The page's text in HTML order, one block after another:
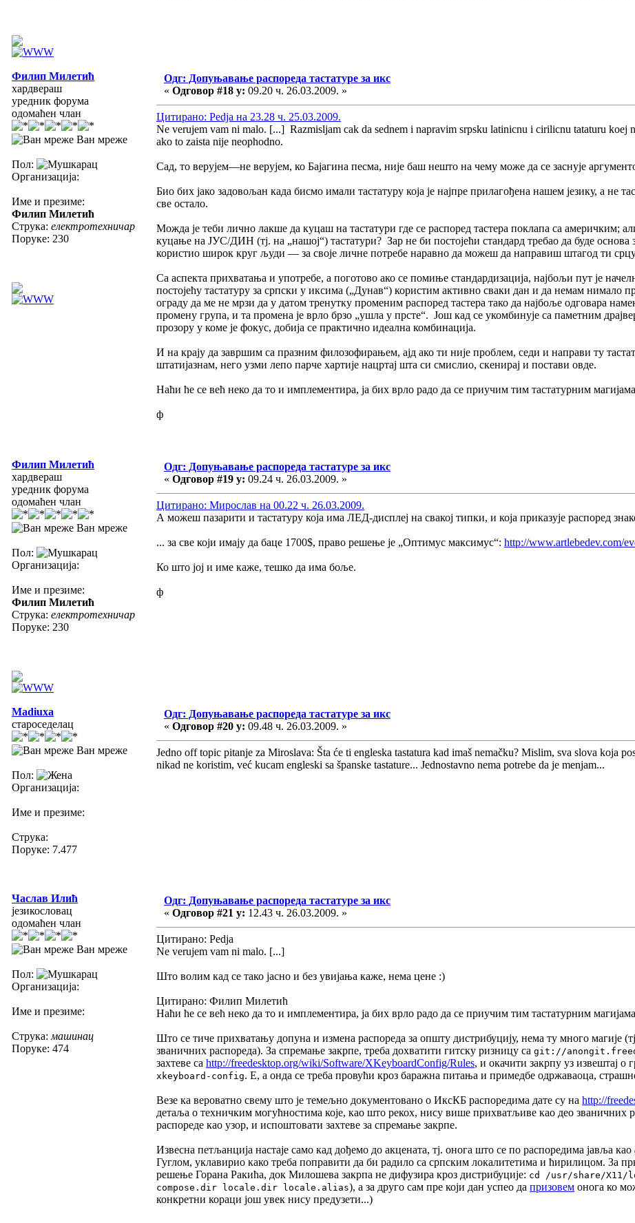
Филип Милетић
хардвераш
уредник форума
одомаћен члан
Ван мреже
Пол:
Организација:
Име и презиме:
Филип Милетић
Струка: електротехничар
Поруке: 230
Одг: Допуњавање распореда тастатуре за икс
« Одговор #18 у: 09.20 ч. 26.03.2009. »
Цитирано: Pedja на 23.28 ч. 25.03.2009.
Ne verujem vam ni malo. [...] Razmisljam cak da sednem i napravim srpsku latinicnu i cirilicnu tataturu koej
ako to zaista nije neophodno.
Сад, то верујем—не верујем, ко Бајагина песма, није баш нешто на чему може да се заснује
Био бих јако задовољан када бисмо имали тастатуру која је најпре прилагођена нашем језику, а не
све остало.
Можда је теби лично лакше да куцаш на тастатури где се распоред тастера поклапа са америчким;
куцање на ЈУС/ДИН (тј. на „нашој“) тастатури? Зар не би постојећи стандард требао да буде
користио широк круг људи — за своје личне потребе наравно да можеш да направиш штагод ти
Са аспекта прихватања и употребе, а поготово ако се помиње стандардизација, најбољи пут је
постојећу тастатуру за српски у иксима („Дунав“) користим активно сваки дан и да немам нимало
ограду да ме не мрзи да у датом тренутку променим распоред тастера тако да најбоље одговара
промену група, и та промена је врло брзо „ушла у прсте“. Још кад се укомбинује са паметним
прозору у коме је фокус, добија се практично идеална комбинација.
И на крају да завршим са празним филозофирањем, ајд ако ти није проблем, седи и направи ту
штатијазнам, него узми лепо парче хартије нацртај шта си смислио, скенирај и постави овде.
Наћи ће се већ неко да то и имплементира, ја бих врло радо да се приучим тим тастатурним
ф
Филип Милетић
хардвераш
уредник форума
одомаћен члан
Ван мреже
Пол:
Организација:
Име и презиме:
Филип Милетић
Струка: електротехничар
Поруке: 230
Одг: Допуњавање распореда тастатуре за икс
« Одговор #19 у: 09.24 ч. 26.03.2009. »
Цитирано: Мирослав на 00.22 ч. 26.03.2009.
А можеш пазарити и тастатуру која има ЛЕД-дисплеј на свакој типки, и која приказује распоред
... за све који имају да баце 1700$, право решење је „Оптимус максимус“: http://www.artlebedev.com/
Ко што јој и име каже, тешко да има боље.
ф
Madiuxa
староседелац
Ван мреже
Пол:
Организација:
Име и презиме:
Струка:
Поруке: 7.477
Одг: Допуњавање распореда тастатуре за икс
« Одговор #20 у: 09.48 ч. 26.03.2009. »
Jedno off topic pitanje za Miroslava: Šta će ti engleska tastatura kad imaš nemačku? Mislim, sva slova koja
nikad ne koristim, već kucam engleski sa španske tastature... Jednostavno nema potrebe da je menjam...
Часлав Илић
језикословац
одомаћен члан
Ван мреже
Пол:
Организација:
Име и презиме:
Струка: машинац
Поруке: 474
Одг: Допуњавање распореда тастатуре за икс
« Одговор #21 у: 12.43 ч. 26.03.2009. »
Цитирано: Pedja
Ne verujem vam ni malo. [...]
Што волим кад се тако јасно и без увијања каже, нема цене :)
Цитирано: Филип Милетић
Наћи ће се већ неко да то и имплементира, ја бих врло радо да се приучим тим тастатурним
Што се тиче прихватању допуна и измена распореда за општу дистрибуцију, нема ту много магије
званичних распореда). За спремање закрпе, треба дохватити гитску ризницу са git://
захтеве са http://freedesktop.org/wiki/Software/XKeyboardConfig/Rules, и окачити закрпу уз извештај о
xkeyboard-config. Е, а онда се треба провући кроз баражна питања и примедбе одржаваоца,
Везе ка вероватно свему што је темељно документовано о ИксКБ распоредима дате су на http://
детаља о техничким могућностима које, као што рекох, нису више прихватљиве као део званичних
распореде као узор, и испоштовати захтеве за спремање закрпе.
Извесна петљанција настаје само кад дођемо до акцената, тј. онога што се по распоредима јавља као
Гуглом, уклавирио како треба поправити да би радило са српским локалитетима и ћирилицом. За
решење Горана Ракића, док Милошева закрпа не дифузира кроз дистрибуције: cd /usr/share/X11/
compose.dir locale.dir locale.alias), а за друго сам пре који дан успео да призовем онога ко
конкретни кораци још увек нису предузети...)